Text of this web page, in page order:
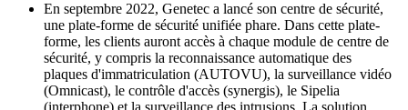
En septembre 2022, Genetec a lancé son centre de sécurité,
une plate-forme de sécurité unifiée phare. Dans cette plate-
forme, les clients auront accès à chaque module de centre de
sécurité, y compris la reconnaissance automatique des
plaques d'immatriculation (AUTOVU), la surveillance vidéo
(Omnicast), le contrôle d'accès (synergis), le Sipelia
(interphone) et la surveillance des intrusions. La solution